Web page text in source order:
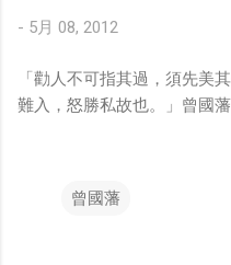
- 5月 08, 2012
「勸人不可指其過，須先美
難入，怒勝私故也。」曾國藩
曾國藩